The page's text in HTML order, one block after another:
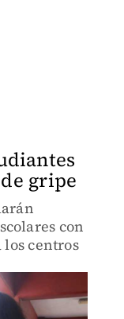
gripe
con
centros